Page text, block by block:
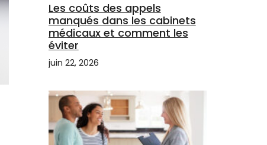
Les coûts des appels
manqués dans les cabinets
médicaux et comment les
éviter
juin 22, 2026